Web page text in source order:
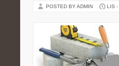
POSTED BY ADMIN LIS -